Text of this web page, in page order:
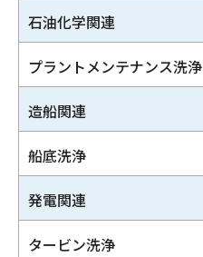
石油化学関連
プラントメンテナンス洗浄
造船関連
船底洗浄
発電関連
タービン洗浄